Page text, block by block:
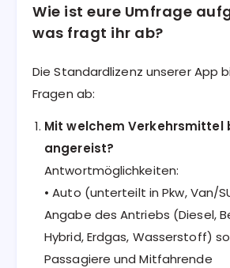
Wie ist eure Umfrage
was fragt ihr ab?
Die Standardlizenz unserer App
Fragen ab:
Mit welchem Verkehrsmittel
angereist?
Antwortmöglichkeiten:
• Auto (unterteilt in Pkw, Van/
Angabe des Antriebs (Diesel,
Hybrid, Erdgas, Wasserstoff)
Passagiere und Mitfahrende